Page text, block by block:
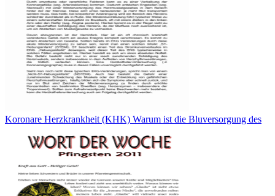
Koronare Herzkrankheit (KHK) Warum ist die Bluversorgung des